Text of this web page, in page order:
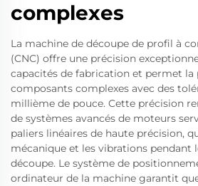
complexes
La machine de découpe de profil à
(CNC) offre une précision
capacités de fabrication et permet
composants complexes avec des
millième de pouce. Cette précision
de systèmes avancés de moteurs
paliers linéaires de haute précision,
mécanique et les vibrations pendant
découpe. Le système de
ordinateur de la machine garantit